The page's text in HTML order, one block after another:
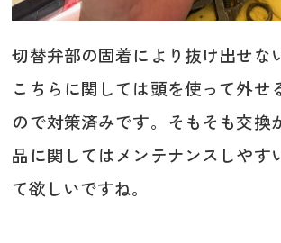
切替弁部の固着により抜け出せな
こちらに関しては頭を使って外せ
ので対策済みです。そもそも交換
品に関してはメンテナンスしやす
て欲しいですね。